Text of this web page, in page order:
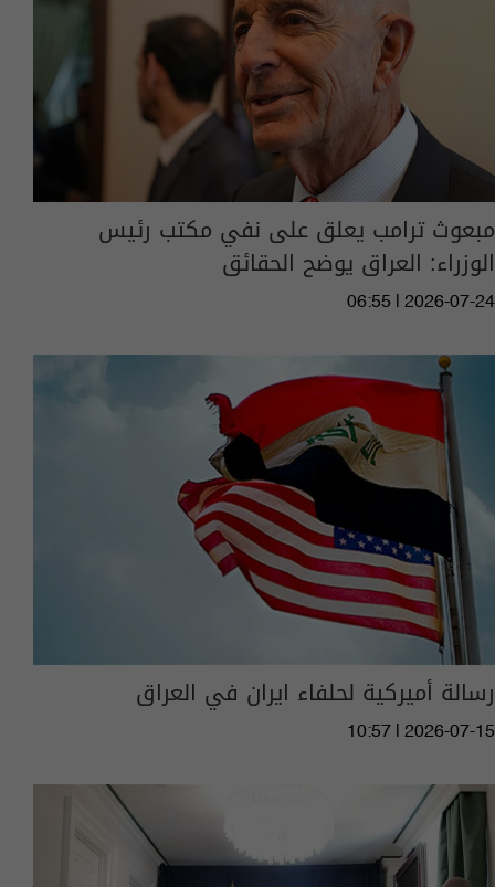
مبعوث ترامب يعلق على نفي مكتب رئيس
الوزراء: العراق يوضح الحقائق
06:55 | 2026-07-24
رسالة أميركية لحلفاء ايران في العراق
10:57 | 2026-07-15